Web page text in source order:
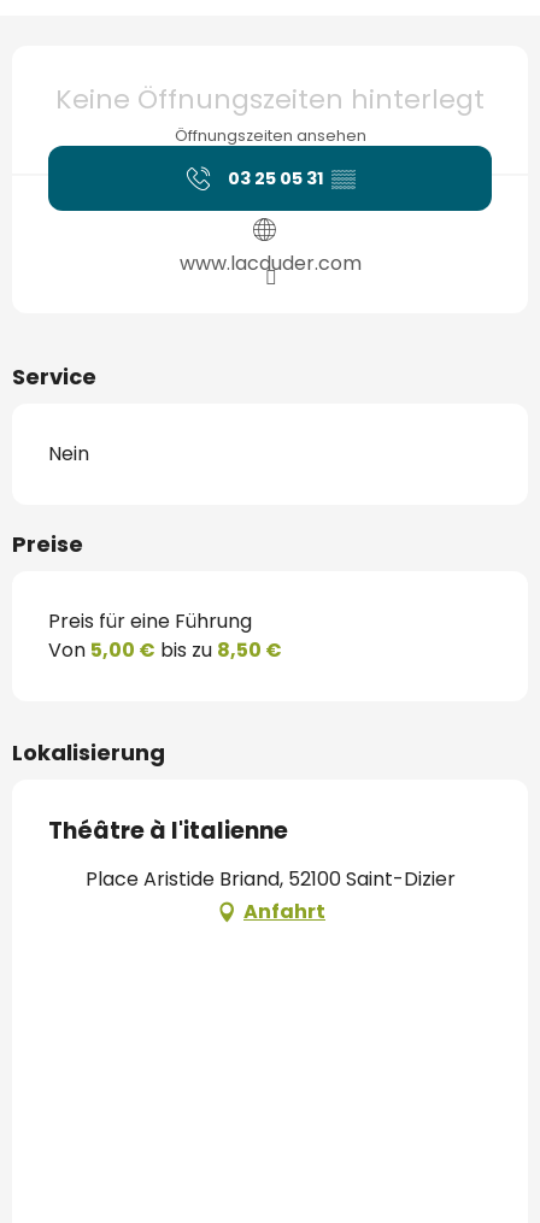
Keine Öffnungszeiten hinterlegt
Öffnungszeiten ansehen
03 25 05 31 ▒▒
www.lacduder.com
Service
Nein
Preise
Preis für eine Führung
Von 5,00 € bis zu 8,50 €
Lokalisierung
Théâtre à l'italienne
Place Aristide Briand, 52100 Saint-Dizier
Anfahrt